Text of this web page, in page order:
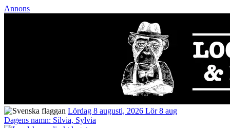
Annons
Lördag 8 augusti, 2026 Lör 8 aug
Dagens namn: Silvia, Sylvia